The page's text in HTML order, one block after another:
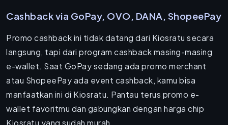
Cashback via GoPay, OVO, DANA, ShopeePay
Promo cashback ini tidak datang dari Kiosratu secara
langsung, tapi dari program cashback masing-masing
e-wallet. Saat GoPay sedang ada promo merchant
atau ShopeePay ada event cashback, kamu bisa
manfaatkan ini di Kiosratu. Pantau terus promo e-
wallet favoritmu dan gabungkan dengan harga chip
Kiosratu yang sudah murah.